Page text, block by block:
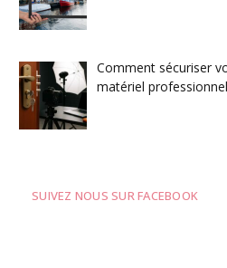
Comment sécuriser
matériel professionnel
SUIVEZ NOUS SUR FACEBOOK